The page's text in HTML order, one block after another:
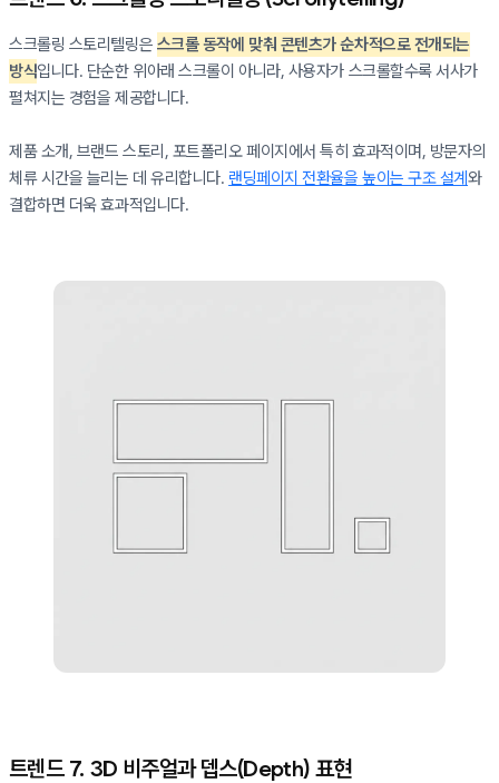
스크롤링 스토리텔링은 스크롤 동작에 맞춰 콘텐츠가 순차적으로 전개되는
방식입니다. 단순한 위아래 스크롤이 아니라, 사용자가 스크롤할수록 서사가
펼쳐지는 경험을 제공합니다.
제품 소개, 브랜드 스토리, 포트폴리오 페이지에서 특히 효과적이며, 방문자의
체류 시간을 늘리는 데 유리합니다. 랜딩페이지 전환율을 높이는 구조 설계와
결합하면 더욱 효과적입니다.
트렌드 7. 3D 비주얼과 뎁스(Depth) 표현